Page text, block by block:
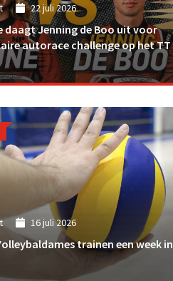
22 juli 2026
daagt Jenning de Boo uit voor
autorace challenge op het TT
16 juli 2026
trainen een week in